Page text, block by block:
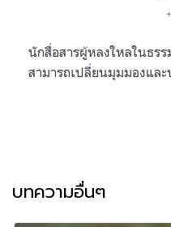
นักสื่อสารผู้หลงใหลในธร
สามารถเปลี่ยนมุมมองแล
บทความอื่นๆ